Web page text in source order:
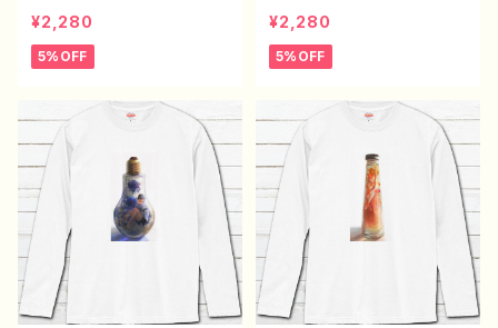
れ かわいい メンズ レ
ディース 白 おすすめ
個性的 人気 イラストレ
師 オリジナル デザイ
ン グッズ 長袖Tシャツ
ロングTシャツ タイトル：
フェアリウム(黄) 作：ア
ナ F-5
¥2,280
5%OFF
かわいい メンズ レディ
ース 白 おすすめ 個性
的 人気 イラストレータ
オリジナル デザイン グッ
ズ 長袖Tシャツ ロングT
シャツ タイトル：フェアリウ
ム(紫) 作：アナ F-5
¥2,280
5%OFF